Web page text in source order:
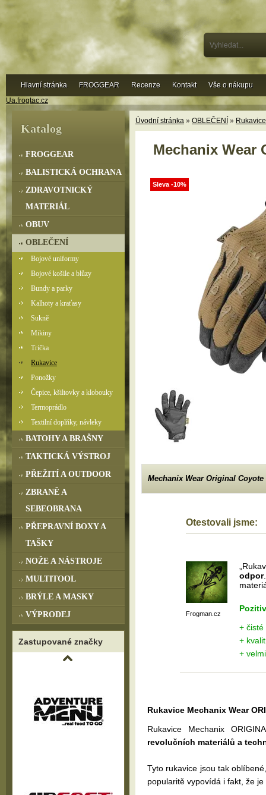
Ua.frogtac.cz
Úvodní stránka » OBLEČENÍ » Rukavice
Mechanix Wear
Sleva -10%
Mechanix Wear Original Coyote
Otestovali jsme:
Frogman.cz
odpor
+ čisté
+
+
Rukavice Mechanix Wear
Rukavice Mechanix
revolučních materiálů a
Tyto rukavice jsou tak
popularitě vypovídá i fakt, že
Katalog
FROGGEAR
BALISTICKÁ OCHRANA
ZDRAVOTNICKÝ
MATERIÁL
OBUV
OBLEČENÍ
Bojové uniformy
Bojové košile a blůzy
Bundy a parky
Kalhoty a kraťasy
Sukně
Mikiny
Trička
Rukavice
Ponožky
Čepice, kšiltovky a klobouky
Termoprádlo
Textilní doplňky, návleky
BATOHY A BRAŠNY
TAKTICKÁ VÝSTROJ
PŘEŽITÍ A OUTDOOR
ZBRANĚ A
SEBEOBRANA
PŘEPRAVNÍ BOXY A
TAŠKY
NOŽE A NÁSTROJE
MULTITOOL
BRÝLE A MASKY
VÝPRODEJ
Zastupované značky
Hlavní stránka FROGGEAR Recenze Kontakt Vše o nákupu